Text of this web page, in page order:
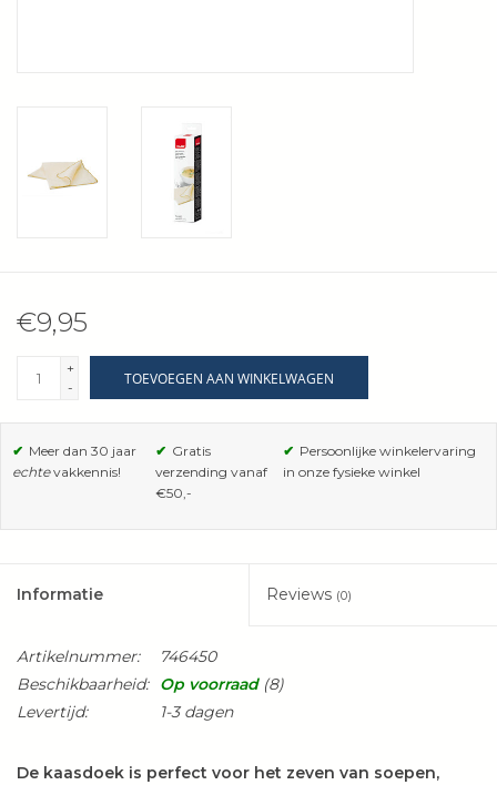
€9,95
+
-
TOEVOEGEN AAN WINKELWAGEN
✔ Meer dan 30 jaar
echtevakkennis!
✔ Gratis
verzending vanaf
€50,-
✔ Persoonlijke winkelervaring
in onze fysieke winkel
Informatie Reviews (0)
Artikelnummer:
746450
Beschikbaarheid:
Op voorraad(8)
Levertijd:
1-3 dagen
De kaasdoek is perfect voor het zeven van soepen,